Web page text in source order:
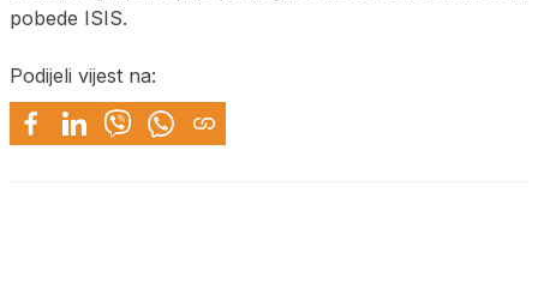
pobede ISIS.
Podijeli vijest na: